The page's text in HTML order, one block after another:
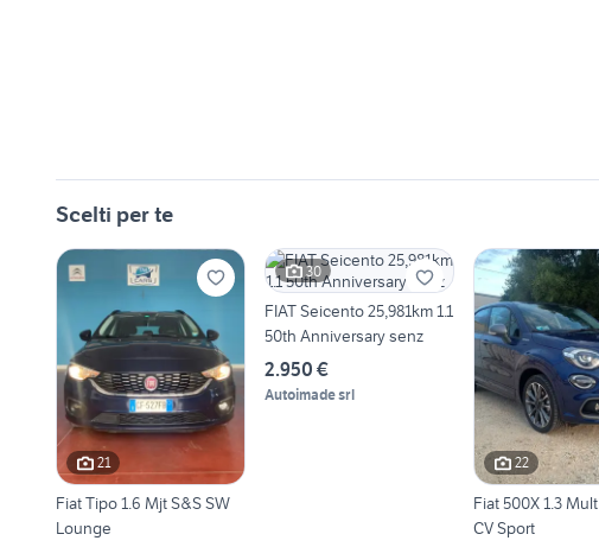
Scelti per te
21
Fiat Tipo 1.6 Mjt S&S SW
Lounge
30
FIAT Seicento 25,981km 1.1
50th Anniversary senz
2.950 €
Autoimade srl
22
Fiat 500X 1.3
CV Sport